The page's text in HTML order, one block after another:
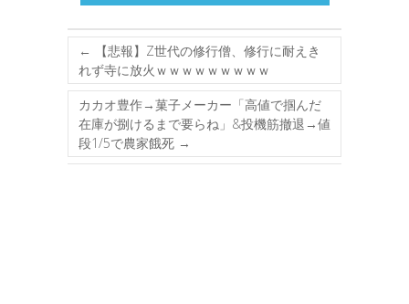
←
【悲報】Z世代の修行僧、修行に耐えき
れず寺に放火ｗｗｗｗｗｗｗｗｗ
カカオ豊作→菓子メーカー「高値で掴んだ
在庫が捌けるまで要らね」&投機筋撤退→値
段1/5で農家餓死 →